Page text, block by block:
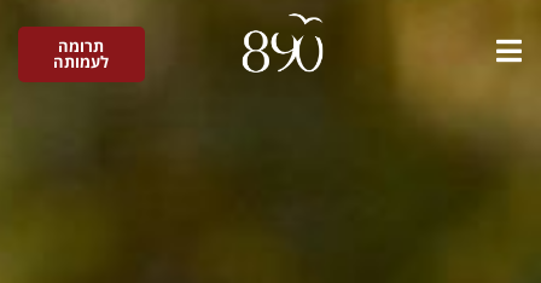
תרומה
לעמותה
כתוב את הכותרת כאן